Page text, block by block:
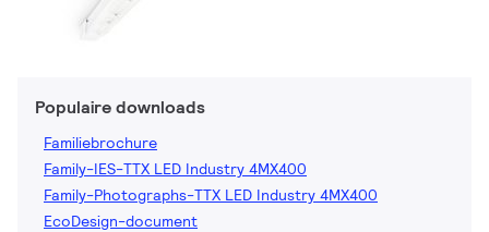
Populaire downloads
Familiebrochure
Family-IES-TTX LED Industry 4MX400
Family-Photographs-TTX LED Industry 4MX400
EcoDesign-document